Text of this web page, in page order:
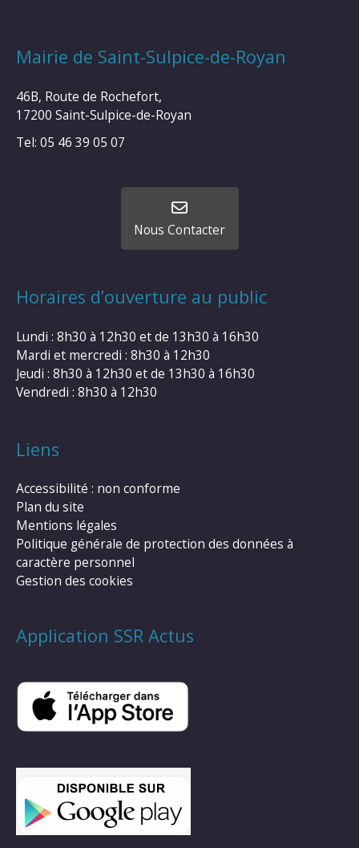
Mairie de Saint-Sulpice-de-Royan
46B, Route de Rochefort,
17200 Saint-Sulpice-de-Royan
Tel: 05 46 39 05 07
Nous Contacter
Horaires d’ouverture au public
Lundi : 8h30 à 12h30 et de 13h30 à 16h30
Mardi et mercredi : 8h30 à 12h30
Jeudi : 8h30 à 12h30 et de 13h30 à 16h30
Vendredi : 8h30 à 12h30
Liens
Accessibilité : non conforme
Plan du site
Mentions légales
Politique générale de protection des données à
caractère personnel
Gestion des cookies
Application SSR Actus